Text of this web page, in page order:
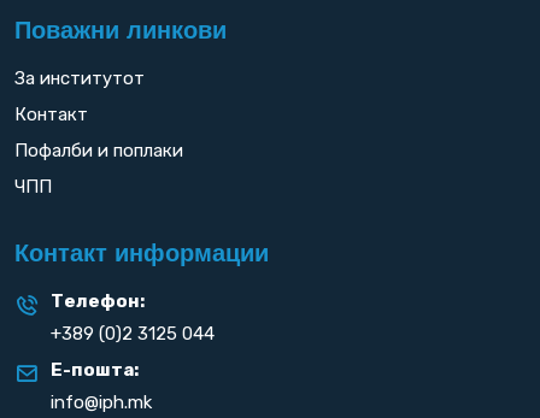
Поважни линкови
За институтот
Контакт
Пофалби и поплаки
ЧПП
Контакт информации
Телефон:
+389 (0)2 3125 044
Е-пошта:
info@iph.mk